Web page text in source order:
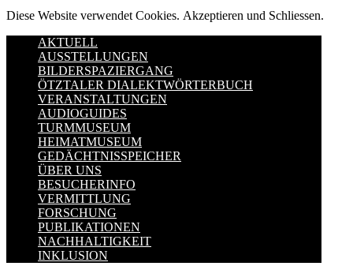
Diese Website verwendet Cookies. Akzeptieren und Schliessen.
AKTUELL
AUSSTELLUNGEN
BILDERSPAZIERGANG
ÖTZTALER DIALEKTWÖRTERBUCH
VERANSTALTUNGEN
AUDIOGUIDES
TURMMUSEUM
HEIMATMUSEUM
GEDÄCHTNISSPEICHER
ÜBER UNS
BESUCHERINFO
VERMITTLUNG
FORSCHUNG
PUBLIKATIONEN
NACHHALTIGKEIT
INKLUSION